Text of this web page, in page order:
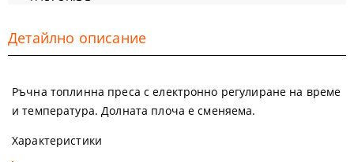
Детайлно описание
Ръчна топлинна преса с електронно регулиране на време
и температура. Долната плоча е сменяема.
Характеристики